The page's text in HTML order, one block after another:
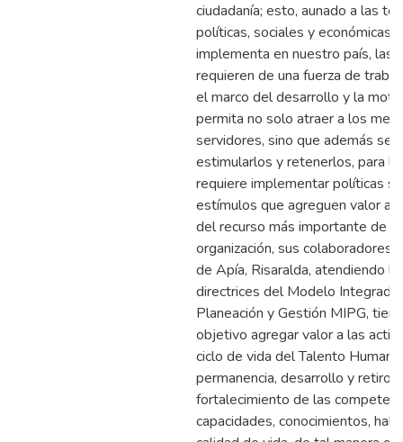
ciudadanía; esto, aunado a las
políticas, sociales y económicas,
implementa en nuestro país, las
requieren de una fuerza de
el marco del desarrollo y la
permita no solo atraer a los
servidores, sino que además se
estimularlos y retenerlos, para
requiere implementar políticas
estímulos que agreguen valor a
del recurso más importante de
organización, sus colaboradores.
de Apía, Risaralda, atendiendo
directrices del Modelo Integrado
Planeación y Gestión MIPG,
objetivo agregar valor a las
ciclo de vida del Talento
permanencia, desarrollo y
fortalecimiento de las
capacidades, conocimientos,